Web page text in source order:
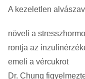
A kezeletlen
növeli a
rontja az
emeli a vércukrot
Dr. Chung